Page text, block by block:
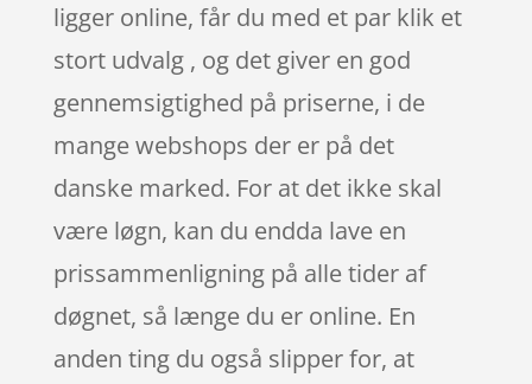
ligger online, får du med et par klik et
stort udvalg , og det giver en god
gennemsigtighed på priserne, i de
mange webshops der er på det
danske marked. For at det ikke skal
være løgn, kan du endda lave en
prissammenligning på alle tider af
døgnet, så længe du er online. En
anden ting du også slipper for, at